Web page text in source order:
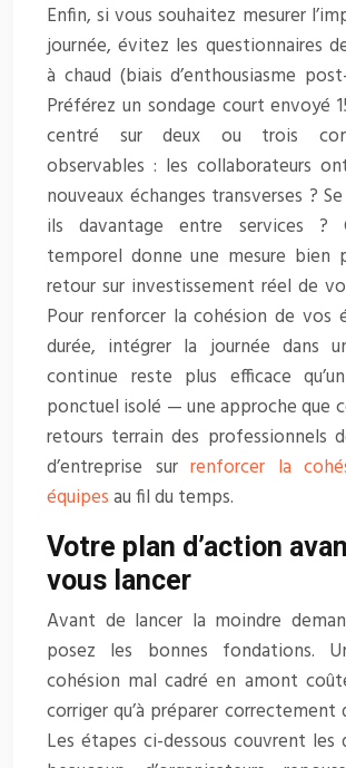
Enfin, si vous souhaitez mesurer
journée, évitez les questionnaires
à chaud (biais d’enthousiasme
Préférez un sondage court envoyé
centré sur deux ou trois
observables : les collaborateurs
nouveaux échanges transverses ?
ils davantage entre services ?
temporel donne une mesure bien
retour sur investissement réel de
Pour renforcer la cohésion de vos
durée, intégrer la journée dans
continue reste plus efficace
ponctuel isolé — une approche que
retours terrain des professionnels
d’entreprise sur renforcer la
équipesau fil du temps.
Votre plan d’action
vous lancer
Avant de lancer la moindre
posez les bonnes fondations.
cohésion mal cadré en amont
corriger qu’à préparer correctement
Les étapes ci-dessous couvrent les